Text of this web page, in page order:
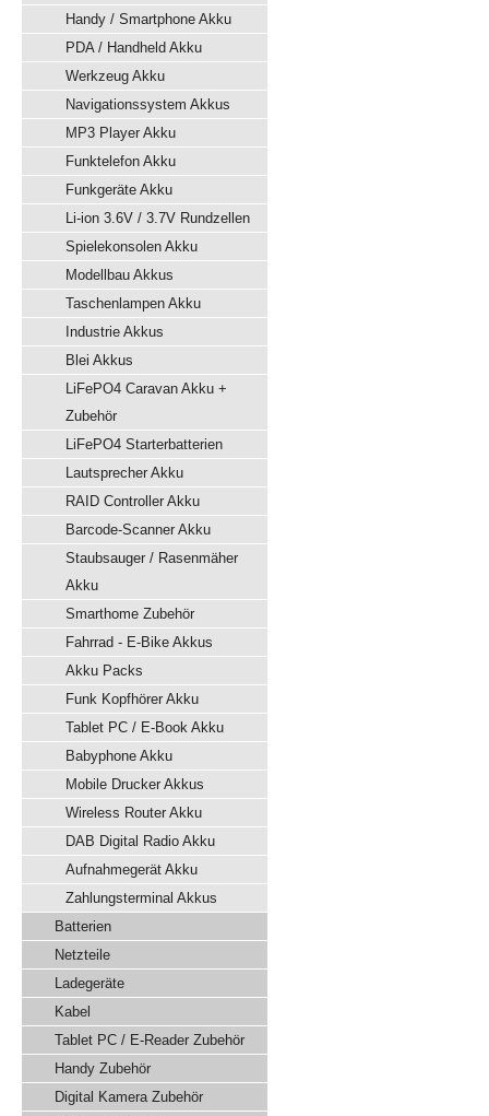
Handy / Smartphone Akku
PDA / Handheld Akku
Werkzeug Akku
Navigationssystem Akkus
MP3 Player Akku
Funktelefon Akku
Funkgeräte Akku
Li-ion 3.6V / 3.7V Rundzellen
Spielekonsolen Akku
Modellbau Akkus
Taschenlampen Akku
Industrie Akkus
Blei Akkus
LiFePO4 Caravan Akku +
Zubehör
LiFePO4 Starterbatterien
Lautsprecher Akku
RAID Controller Akku
Barcode-Scanner Akku
Staubsauger / Rasenmäher
Akku
Smarthome Zubehör
Fahrrad - E-Bike Akkus
Akku Packs
Funk Kopfhörer Akku
Tablet PC / E-Book Akku
Babyphone Akku
Mobile Drucker Akkus
Wireless Router Akku
DAB Digital Radio Akku
Aufnahmegerät Akku
Zahlungsterminal Akkus
Batterien
Netzteile
Ladegeräte
Kabel
Tablet PC / E-Reader Zubehör
Handy Zubehör
Digital Kamera Zubehör